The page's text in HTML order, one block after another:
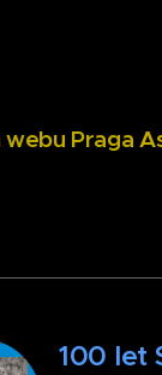
Praga
100 let